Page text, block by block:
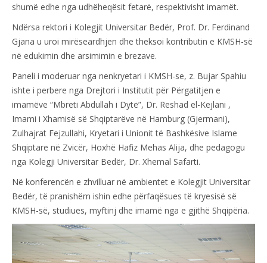
shumë edhe nga udhëheqësit fetarë, respektivisht imamët.
Ndërsa rektori i Kolegjit Universitar Bedër, Prof. Dr. Ferdinand
Gjana u uroi mirëseardhjen dhe theksoi kontributin e KMSH-së
në edukimin dhe arsimimin e brezave.
Paneli i moderuar nga nenkryetari i KMSH-se, z. Bujar Spahiu
ishte i perbere nga Drejtori i Institutit për Përgatitjen e
imamëve “Mbreti Abdullah i Dytë”, Dr. Reshad el-Kejlani ,
Imami i Xhamisë së Shqiptarëve në Hamburg (Gjermani),
Zulhajrat Fejzullahi, Kryetari i Unionit të Bashkësive Islame
Shqiptare në Zvicër, Hoxhë Hafiz Mehas Alija, dhe pedagogu
nga Kolegji Universitar Bedër, Dr. Xhemal Safarti.
Në konferencën e zhvilluar në ambientet e Kolegjit Universitar
Bedër, të pranishëm ishin edhe përfaqësues të kryesisë së
KMSH-së, studiues, myftinj dhe imamë nga e gjithë Shqipëria.